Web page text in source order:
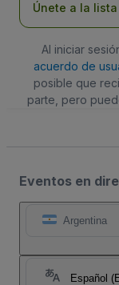
Únete a la lista
Al iniciar
acuerdo de
posible que
parte, pero
Eventos en
Argentina
Español